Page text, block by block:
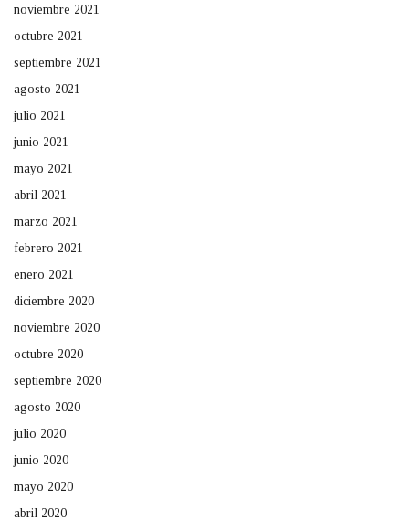
noviembre 2021
octubre 2021
septiembre 2021
agosto 2021
julio 2021
junio 2021
mayo 2021
abril 2021
marzo 2021
febrero 2021
enero 2021
diciembre 2020
noviembre 2020
octubre 2020
septiembre 2020
agosto 2020
julio 2020
junio 2020
mayo 2020
abril 2020